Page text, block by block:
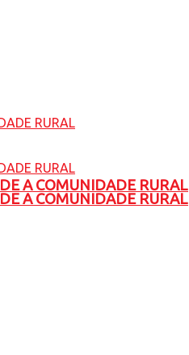
A COMUNIDADE RURAL
A COMUNIDADE RURAL